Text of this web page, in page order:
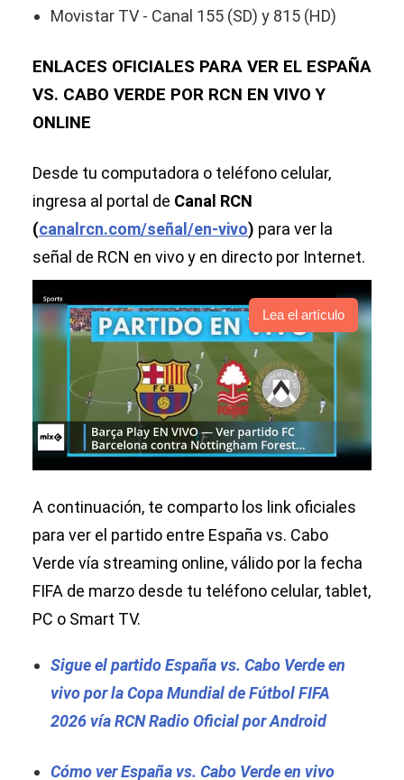
Movistar TV - Canal 155 (SD) y 815 (HD)
ENLACES OFICIALES PARA VER EL ESPAÑA
VS. CABO VERDE POR RCN EN VIVO Y
ONLINE
Desde tu computadora o teléfono celular,
ingresa al portal de Canal RCN
(canalrcn.com/señal/en-vivo) para ver la
señal de RCN en vivo y en directo por Internet.
Lea el artículo
A continuación, te comparto los link oficiales
para ver el partido entre España vs. Cabo
Verde vía streaming online, válido por la fecha
FIFA de marzo desde tu teléfono celular, tablet,
PC o Smart TV.
Sigue el partido España vs. Cabo Verde en
vivo por la Copa Mundial de Fútbol FIFA
2026 vía RCN Radio Oficial por Android
Cómo ver España vs. Cabo Verde en vivo